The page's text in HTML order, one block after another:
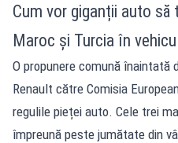
Cum vor giganții auto
Maroc și Turcia în
O propunere comună înaintată
Renault către Comisia
regulile pieței auto. Cele trei
împreună peste jumătate din